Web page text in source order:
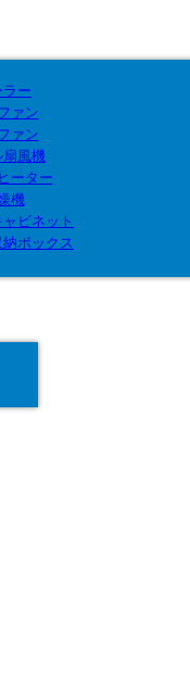
ラー
ァン
ァン
扇風機
ーター
機
ビネット
ボックス